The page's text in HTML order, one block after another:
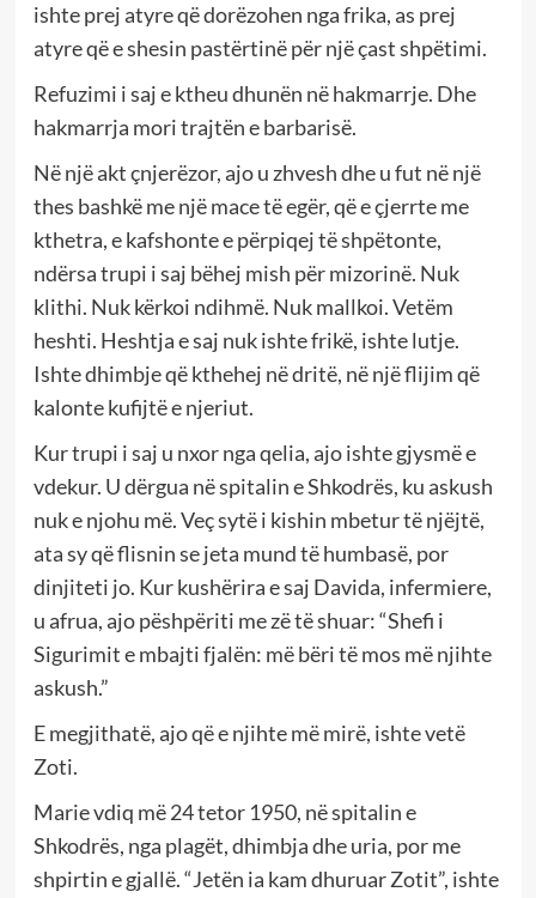
ishte prej atyre që dorëzohen nga frika, as prej
atyre që e shesin pastërtinë për një çast shpëtimi.
Refuzimi i saj e ktheu dhunën në hakmarrje. Dhe
hakmarrja mori trajtën e barbarisë.
Në një akt çnjerëzor, ajo u zhvesh dhe u fut në një
thes bashkë me një mace të egër, që e çjerrte me
kthetra, e kafshonte e përpiqej të shpëtonte,
ndërsa trupi i saj bëhej mish për mizorinë. Nuk
klithi. Nuk kërkoi ndihmë. Nuk mallkoi. Vetëm
heshti. Heshtja e saj nuk ishte frikë, ishte lutje.
Ishte dhimbje që kthehej në dritë, në një flijim që
kalonte kufijtë e njeriut.
Kur trupi i saj u nxor nga qelia, ajo ishte gjysmë e
vdekur. U dërgua në spitalin e Shkodrës, ku askush
nuk e njohu më. Veç sytë i kishin mbetur të njëjtë,
ata sy që flisnin se jeta mund të humbasë, por
dinjiteti jo. Kur kushërira e saj Davida, infermiere,
u afrua, ajo pëshpëriti me zë të shuar: “Shefi i
Sigurimit e mbajti fjalën: më bëri të mos më njihte
askush.”
E megjithatë, ajo që e njihte më mirë, ishte vetë
Zoti.
Marie vdiq më 24 tetor 1950, në spitalin e
Shkodrës, nga plagët, dhimbja dhe uria, por me
shpirtin e gjallë. “Jetën ia kam dhuruar Zotit”, ishte